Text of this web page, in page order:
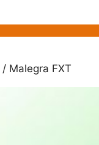
/ Malegra FXT